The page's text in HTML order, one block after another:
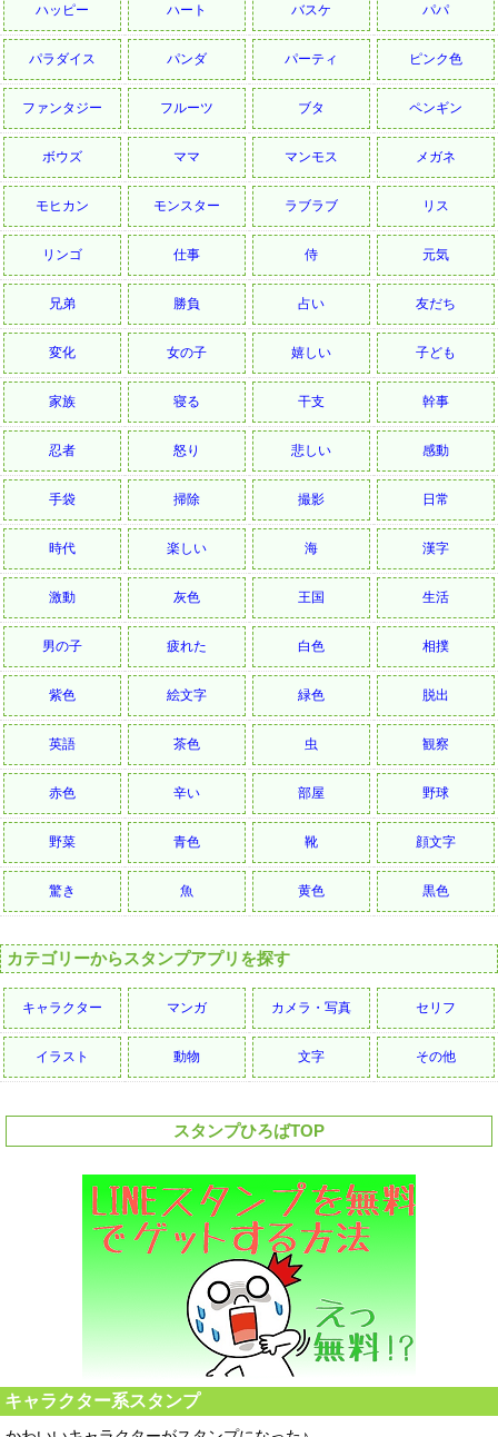
ハッピー ハート バスケ パパ
パラダイス パンダ パーティ ピンク色
ファンタジー フルーツ ブタ ペンギン
ボウズ ママ マンモス メガネ
モヒカン モンスター ラブラブ リス
リンゴ 仕事 侍 元気
兄弟 勝負 占い 友だち
変化 女の子 嬉しい 子ども
家族 寝る 干支 幹事
忍者 怒り 悲しい 感動
手袋 掃除 撮影 日常
時代 楽しい 海 漢字
激動 灰色 王国 生活
男の子 疲れた 白色 相撲
紫色 絵文字 緑色 脱出
英語 茶色 虫 観察
赤色 辛い 部屋 野球
野菜 青色 靴 顔文字
驚き 魚 黄色 黒色
カテゴリーからスタンプアプリを探す
キャラクター マンガ カメラ・写真 セリフ
イラスト 動物 文字 その他
スタンプひろばTOP
キャラクター系スタンプ